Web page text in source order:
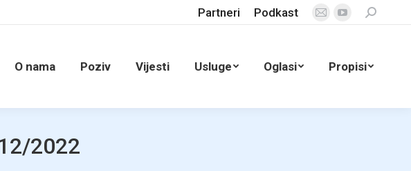
Partneri Podkast
Mail
window
YouTube
in
window
Search:
O nama Poziv Vijesti Usluge Oglasi Propisi
2022